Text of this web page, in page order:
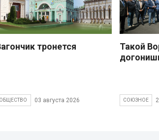
тронется
ОБЩЕСТВО 03 августа 2026
Такой
СОЮЗНОЕ